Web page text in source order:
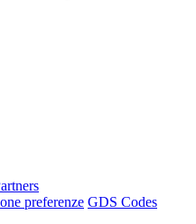
preferenze GDS Codes